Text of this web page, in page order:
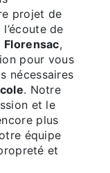
projet de
de
Florensac,
pour vous
nécessaires
. Notre
et le
plus
équipe
et